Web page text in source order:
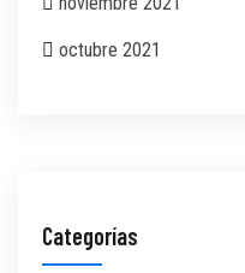
octubre 2021
Categorías